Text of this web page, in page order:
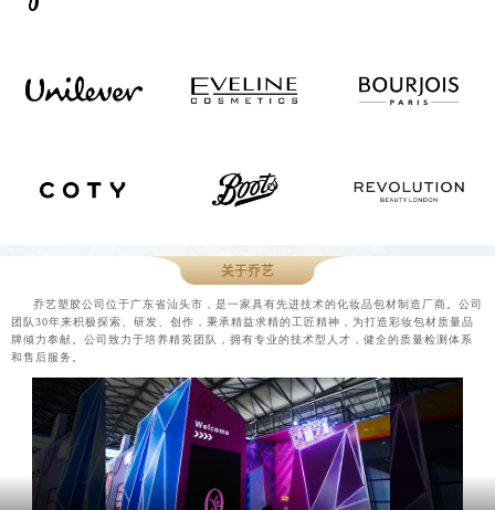
关于乔艺
乔艺塑胶公司位于广东省汕头市，是一家具有先进技术的化妆品包材制造厂商。公司
团队30年来积极探索、研发、创作，秉承精益求精的工匠精神，为打造彩妆包材质量品
牌倾力奉献。公司致力于培养精英团队，拥有专业的技术型人才，健全的质量检测体系
和售后服务。